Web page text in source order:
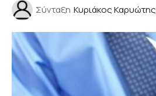
Σύνταξη Κυριάκος Καρυώτης